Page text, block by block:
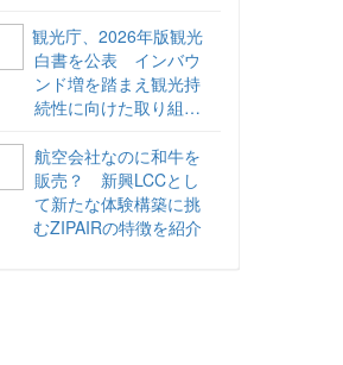
観光庁、2026年版観光
白書を公表 インバウ
ンド増を踏まえ観光持
続性に向けた取り組み
航空会社なのに和牛を
販売？ 新興LCCとし
て新たな体験構築に挑
むZIPAIRの特徴を紹介